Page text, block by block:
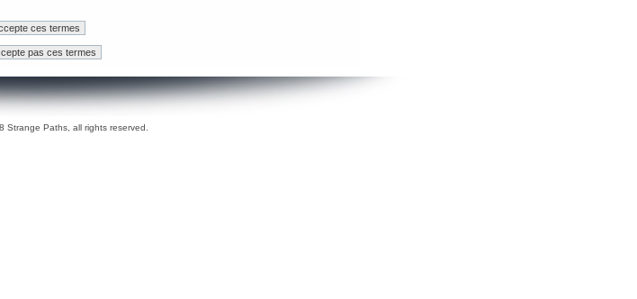
Strange Paths, all rights reserved.